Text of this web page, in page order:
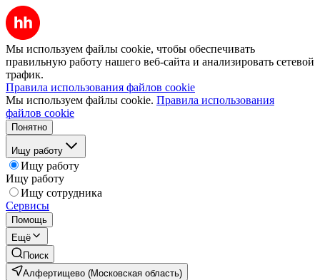
Мы используем файлы cookie, чтобы обеспечивать
правильную работу нашего веб-сайта и анализировать сетевой
трафик.
Правила использования файлов cookie
Мы используем файлы cookie. Правила использования
файлов cookie
Понятно
Ищу работу
Ищу работу
Ищу работу
Ищу сотрудника
Сервисы
Помощь
Ещё
Поиск
Алфертищево (Московская область)